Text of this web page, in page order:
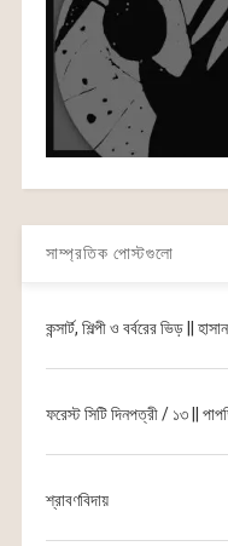
সাম্প্রতিক পোস্টগুলো
কন্সার্ট, শিল্পী ও বর্বরের ভিড় ||
ফরেস্ট সিটি দিনপত্রী / ১৩ ||
শ্রাবণবিদায়